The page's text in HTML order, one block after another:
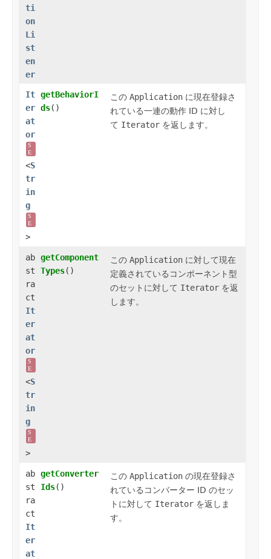
ti
on
Li
st
en
er
It
er
at
or
S
E
<S
tr
in
g
S
E
>
getBehaviorI
ds()
この Application に現在登録さ
れている一連の動作 ID に対し
て Iterator を返します。
ab
st
ra
ct
It
er
at
or
S
E
<S
tr
in
g
S
E
>
getComponent
Types()
この Application に対して現在
定義されているコンポーネント型
のセットに対して Iterator を返
します。
ab
st
ra
ct
It
er
at
getConverter
Ids()
この Application の現在登録さ
れているコンバーター ID のセッ
トに対して Iterator を返しま
す。